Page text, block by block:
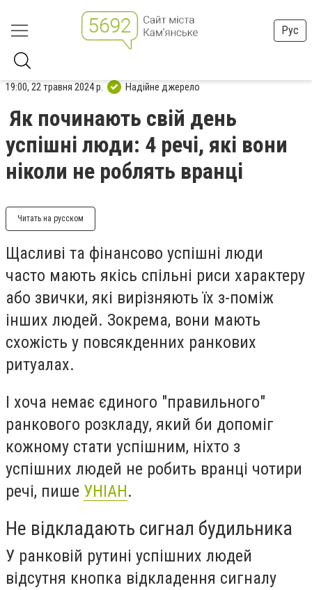
Рус
19:00, 22 травня 2024 р. Надійне джерело
Як починають свій день
успішні люди: 4 речі, які вони
ніколи не роблять вранці
Читать на русском
Щасливі та фінансово успішні люди
часто мають якісь спільні риси характеру
або звички, які вирізняють їх з-поміж
інших людей. Зокрема, вони мають
схожість у повсякденних ранкових
ритуалах.
І хоча немає єдиного "правильного"
ранкового розкладу, який би допоміг
кожному стати успішним, ніхто з
успішних людей не робить вранці чотири
речі, пише УНІАН.
Не відкладають сигнал будильника
У ранковій рутині успішних людей
відсутня кнопка відкладення сигналу